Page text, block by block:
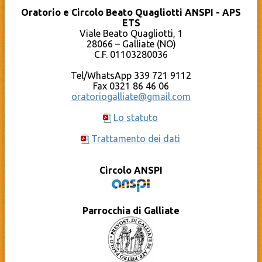
Sport
Pro Loco Galliate
YouTube – Oratorio Beato Quagliotti
Oratorio e Circolo Beato Quagliotti ANSPI - APS
ETS
Viale Beato Quagliotti, 1
28066 – Galliate (NO)
C.F. 01103280036
Tel/WhatsApp 339 721 9112
Fax 0321 86 46 06
oratoriogalliate@gmail.com
Lo statuto
Trattamento dei dati
Circolo ANSPI
Parrocchia di Galliate